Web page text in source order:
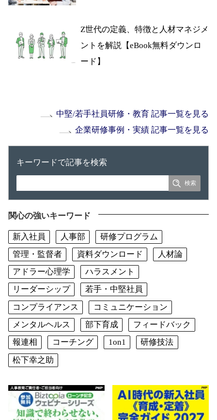
Z世代の定義、特徴と人材マネジメ
ントを解説【eBook無料ダウンロ
ード】
中堅/若手社員研修・教育 記事一覧を見る
企業研修事例・実績 記事一覧を見る
キーワードで記事を検索
関心の強いキーワード
新入社員 人事部
研修プログラム
管理・監督者
資料ダウンロード
人材論
アドラー心理学
ハラスメント
リーダーシップ
若手・中堅社員
コンプライアンス
コミュニケーション
メンタルヘルス
部下育成
フィードバック
報連相
コーチング 1on1
研修技法
松下幸之助